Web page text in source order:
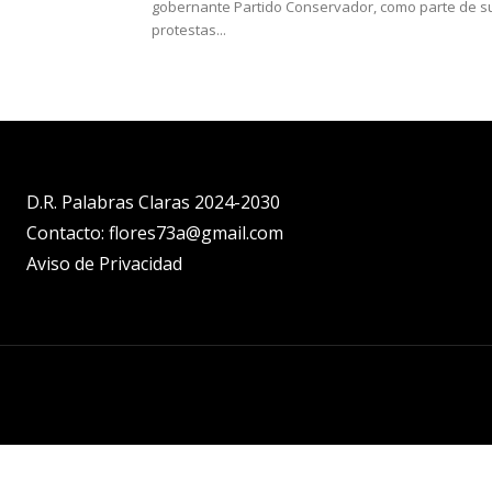
gobernante Partido Conservador, como parte de
protestas...
D.R. Palabras Claras 2024-2030
Contacto: flores73a@gmail.com
Aviso de Privacidad